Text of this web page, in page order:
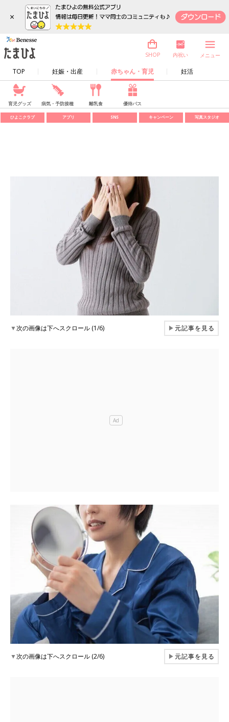
×
TOP 妊娠・出産 赤ちゃん・育児 妊活
SHOP 内祝い メニュー
育児グッズ 病気・予防接種 離乳食 優待パス
ひよこクラブ アプリ SNS キャンペーン 写真スタジオ
▼次の画像は下へスクロール (1/6) ▶元記事を見る
▼次の画像は下へスクロール (2/6) ▶元記事を見る